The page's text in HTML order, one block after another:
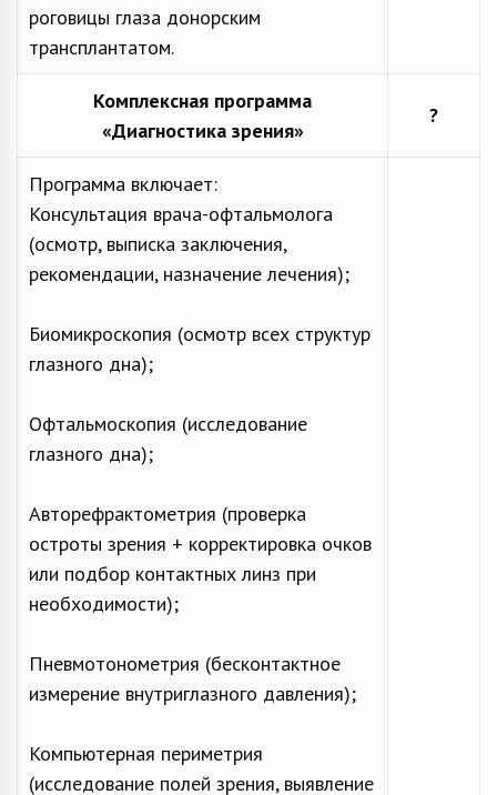
роговицы глаза донорским
трансплантатом.
Комплексная программа
«Диагностика зрения»
?
Программа включает:
Консультация врача-офтальмолога
(осмотр, выписка заключения,
рекомендации, назначение лечения);
Биомикроскопия (осмотр всех структур
глазного дна);
Офтальмоскопия (исследование
глазного дна);
Авторефрактометрия (проверка
остроты зрения + корректировка очков
или подбор контактных линз при
необходимости);
Пневмотонометрия (бесконтактное
измерение внутриглазного давления);
Компьютерная периметрия
(исследование полей зрения, выявление